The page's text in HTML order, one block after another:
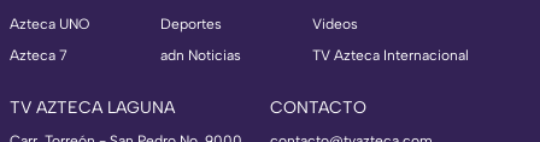
Azteca UNO
Azteca 7
Deportes
adn Noticias
Videos
TV Azteca Internacional
TV AZTECA LAGUNA CONTACTO